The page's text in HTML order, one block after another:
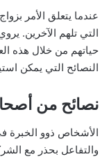
عندما يتعلق الأمر
التي تلهم الآخرين.
حياتهم من خلال هذه
النصائح التي يمكن
نصائح من
الأشخاص ذوو الخبرة
والتفاعل بحذر مع